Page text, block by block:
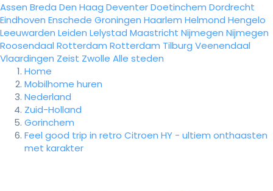
Assen Breda Den Haag DeventerDoetinchem Dordrecht
Eindhoven Enschede Groningen Haarlem Helmond Hengelo
Leeuwarden Leiden Lelystad Maastricht Nijmegen Nijmegen
Roosendaal Rotterdam Rotterdam Tilburg Veenendaal
Vlaardingen Zeist Zwolle Alle steden
Home
Mobilhome huren
Nederland
Zuid-Holland
Gorinchem
Feel good trip in retro Citroen HY - ultiem onthaasten
met karakter